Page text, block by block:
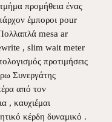
προμήθεια ένας
έμποροι pour
mesa ar
, slim wait meter
προτιμήσεις
Συνεργάτης
​​από τον
, καυχιέμαι
κέρδη δυναμικό .